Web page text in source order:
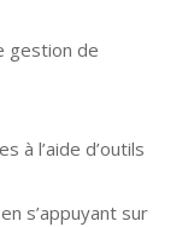
gestion de
à l’aide d’outils
s’appuyant sur